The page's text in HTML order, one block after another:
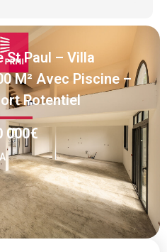
St Paul – Villa
M² Avec Piscine –
Potentiel
000€